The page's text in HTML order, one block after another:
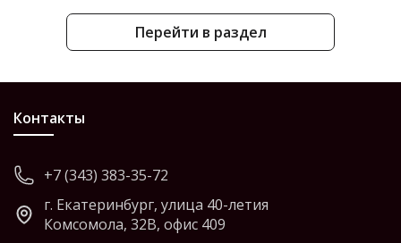
Перейти в раздел
Контакты
+7 (343) 383-35-72
г. Екатеринбург, улица 40-летия
Комсомола, 32В, офис 409